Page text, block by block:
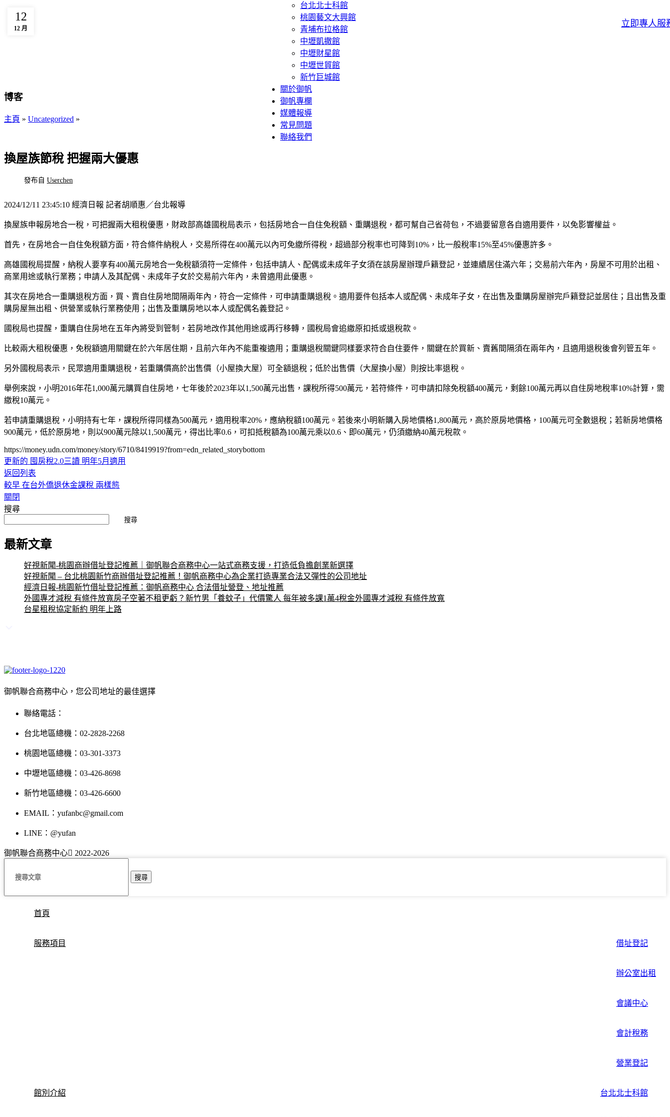
台北北士科館
桃園藝文大興館
青埔布拉格館
中壢凱撒館
中壢財星館
中壢世貿館
新竹巨城館
關於御帆
御帆專欄
媒體報導
常見問題
聯絡我們
立即專人服
博客
主頁 » Uncategorized »
換屋族節稅 把握兩大優惠
發布自 Userchen
12
12 月
2024/12/11 23:45:10 經濟日報 記者胡順惠／台北報導
換屋族申報房地合一稅，可把握兩大租稅優惠，財政部高雄國稅局表示，包括房地合一自住免稅額、重購退稅，都可幫自己省荷包，不過要留意各自適用要件，以免影響權益。
首先，在房地合一自住免稅額方面，符合條件納稅人，交易所得在400萬元以內可免繳所得稅，超過部分稅率也可降到10%，比一般稅率15%至45%優惠許多。
高雄國稅局提醒，納稅人要享有400萬元房地合一免稅額須符一定條件，包括申請人、配偶或未成年子女須在該房屋辦理戶籍登記，並連續居住滿六年；交易前六年內，房屋不可用於出租、
商業用途或執行業務；申請人及其配偶、未成年子女於交易前六年內，未曾適用此優惠。
其次在房地合一重購退稅方面，買、賣自住房地間隔兩年內，符合一定條件，可申請重購退稅。適用要件包括本人或配偶、未成年子女，在出售及重購房屋辦完戶籍登記並居住；且出售及重
購房屋無出租、供營業或執行業務使用；出售及重購房地以本人或配偶名義登記。
國稅局也提醒，重購自住房地在五年內將受到管制，若房地改作其他用途或再行移轉，國稅局會追繳原扣抵或退稅款。
比較兩大租稅優惠，免稅額適用關鍵在於六年居住期，且前六年內不能重複適用；重購退稅關鍵同樣要求符合自住要件，關鍵在於買新、賣舊間隔須在兩年內，且適用退稅後會列管五年。
另外國稅局表示，民眾適用重購退稅，若重購價高於出售價（小屋換大屋）可全額退稅；低於出售價（大屋換小屋）則按比率退稅。
舉例來說，小明2016年花1,000萬元購買自住房地，七年後於2023年以1,500萬元出售，課稅所得500萬元，若符條件，可申請扣除免稅額400萬元，剩餘100萬元再以自住房地稅率10%計算，需
繳稅10萬元。
若申請重購退稅，小明持有七年，課稅所得同樣為500萬元，適用稅率20%，應納稅額100萬元。若後來小明新購入房地價格1,800萬元，高於原房地價格，100萬元可全數退稅；若新房地價格
900萬元，低於原房地，則以900萬元除以1,500萬元，得出比率0.6，可扣抵稅額為100萬元乘以0.6、即60萬元，仍須繳納40萬元稅款。
https://money.udn.com/money/story/6710/8419919?from=edn_related_storybottom
更新的 囤房稅2.0三讀 明年5月適用
返回列表
較早 在台外僑退休金課稅 兩樣態
關閉
搜尋
搜尋
最新文章
好視新聞-桃園商辦借址登記推薦｜御帆聯合商務中心一站式商務支援，打造低負擔創業新選擇
好視新聞 – 台北桃園新竹商辦借址登記推薦！御帆商務中心為企業打造專業合法又彈性的公司地址
經濟日報-桃園新竹借址登記推薦：御帆商務中心 合法借址營登、地址推薦
外國專才減稅 有條件放寬房子空著不租更虧？新竹男「養蚊子」代價驚人 每年被多課1萬4稅金外國專才減稅 有條件放寬
台星租稅協定新約 明年上路
御帆聯合商務中心，您公司地址的最佳選擇
聯絡電話：
台北地區總機：02-2828-2268
桃園地區總機：03-301-3373
中壢地區總機：03-426-8698
新竹地區總機：03-426-6600
EMAIL：yufanbc@gmail.com
LINE：@yufan
御帆聯合商務中心 2022-2026
搜尋
首頁
服務項目 借址登記
辦公室出租
會議中心
會計稅務
營業登記
館別介紹 台北北士科館